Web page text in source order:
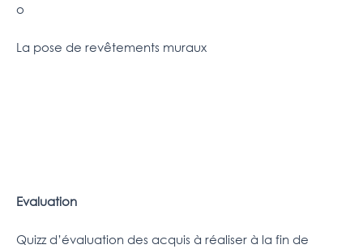
o
La pose de revêtements muraux
Evaluation
Quizz d’évaluation des acquis à réaliser à la fin de